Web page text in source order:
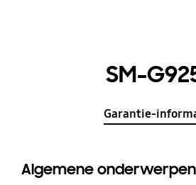
SM-
Garantie-
Algemene onderwerpen